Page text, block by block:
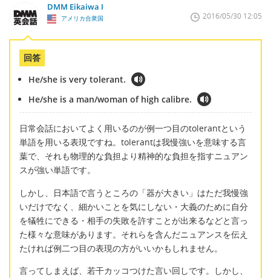
DMM Eikaiwa I
アメリカ合衆国 2016/05/30 12:05
回答
He/she is very tolerant.
He/she is a man/woman of high calibre.
日常会話においてよく用いるのが例一つ目のtolerantという
単語を用いる表現ですね。tolerantは我慢強いを意味する言
葉で、それも物理的な負担より精神的な負担を指すニュアン
スが強い単語です。
しかし、日本語で言うところの「器が大きい」はただ我慢強
いだけでなく、細かいことを気にしない・大義のために自分
を犠牲にできる・相手の失敗を許すことが出来るなどと言っ
た様々な意味があります。それらを含んだニュアンスを伝え
たければ例二つ目の表現の方がいいかもしれません。
言ってしまえば、若干カッコつけた言い回しです。しかし、